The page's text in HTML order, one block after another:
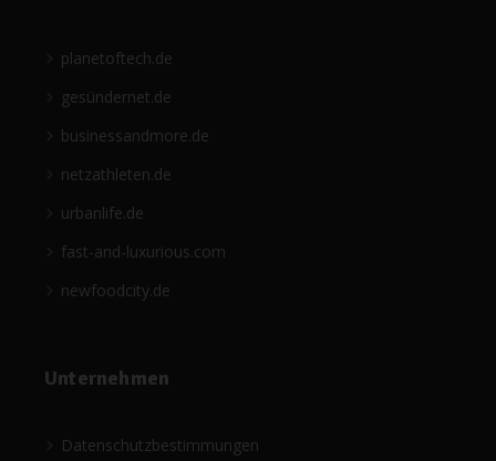
planetoftech.de
gesündernet.de
businessandmore.de
netzathleten.de
urbanlife.de
fast-and-luxurious.com
newfoodcity.de
Unternehmen
Datenschutzbestimmungen